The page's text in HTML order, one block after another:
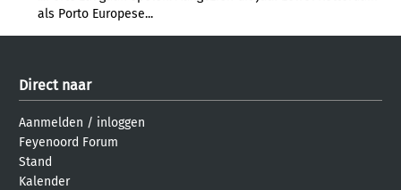
als Porto Europese...
Direct naar
Aanmelden / inloggen
Feyenoord Forum
Stand
Kalender